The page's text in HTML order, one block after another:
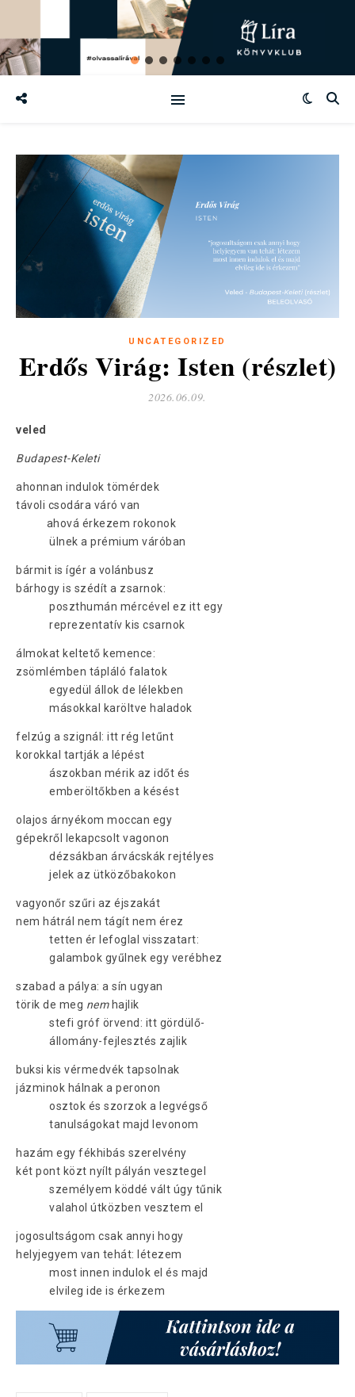
UNCATEGORIZED
Erdős Virág: Isten (részlet)
2026.06.09.
veled
Budapest-Keleti
ahonnan indulok tömérdek
távoli csodára váró van
ahová érkezem rokonok
ülnek a prémium váróban
bármit is ígér a volánbusz
bárhogy is szédít a zsarnok:
poszthumán mércével ez itt egy
reprezentatív kis csarnok
álmokat keltető kemence:
zsömlémben tápláló falatok
egyedül állok de lélekben
másokkal karöltve haladok
felzúg a szignál: itt rég letűnt
korokkal tartják a lépést
ászokban mérik az időt és
emberöltőkben a késést
olajos árnyékom moccan egy
gépekről lekapcsolt vagonon
dézsákban árvácskák rejtélyes
jelek az ütközőbakokon
vagyonőr szűri az éjszakát
nem hátrál nem tágít nem érez
tetten ér lefoglal visszatart:
galambok gyűlnek egy verébhez
szabad a pálya: a sín ugyan
törik de meg nemhajlik
stefi gróf örvend: itt gördülő-
állomány-fejlesztés zajlik
buksi kis vérmedvék tapsolnak
jázminok hálnak a peronon
osztok és szorzok a legvégső
tanulságokat majd levonom
hazám egy fékhibás szerelvény
két pont közt nyílt pályán vesztegel
személyem köddé vált úgy tűnik
valahol útközben vesztem el
jogosultságom csak annyi hogy
helyjegyem van tehát: létezem
most innen indulok el és majd
elvileg ide is érkezem